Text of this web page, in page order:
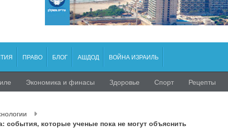
ПРАВО БЛОГ АШДОД ВОЙНА ИЗРАИЛЬ
Экономика и финасы Здоровье Спорт Рецепты
события, которые ученые пока не могут объяснить